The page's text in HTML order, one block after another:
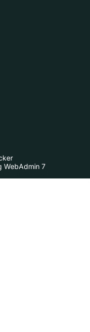
WebAdmin 7